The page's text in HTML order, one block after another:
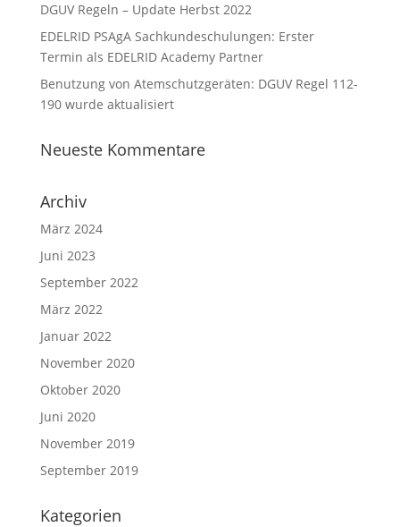
DGUV Regeln – Update Herbst 2022
EDELRID PSAgA Sachkundeschulungen: Erster
Termin als EDELRID Academy Partner
Benutzung von Atemschutzgeräten: DGUV Regel 112-
190 wurde aktualisiert
Neueste Kommentare
Archiv
März 2024
Juni 2023
September 2022
März 2022
Januar 2022
November 2020
Oktober 2020
Juni 2020
November 2019
September 2019
Kategorien